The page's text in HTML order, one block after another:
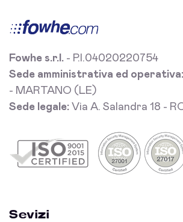
Fowhe s.r.l. - P.I.04020220754
Sede amministrativa ed operativa:
- MARTANO (LE)
Sede legale: Via A. Salandra 18 -
Sevizi